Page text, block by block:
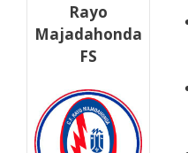
Rayo
Majadahonda
FS